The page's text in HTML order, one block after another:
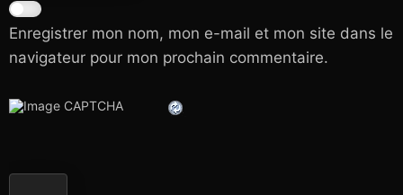
Enregistrer mon nom, mon e-mail et mon site dans le
navigateur pour mon prochain commentaire.